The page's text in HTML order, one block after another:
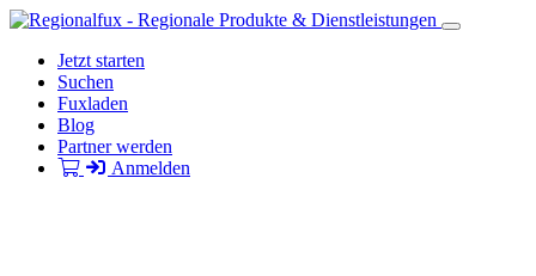
Jetzt starten
Suchen
Fuxladen
Blog
Partner werden
Anmelden